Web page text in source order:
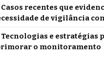
Casos recentes que
de vigilância
Tecnologias e estratégias
o monitoramento